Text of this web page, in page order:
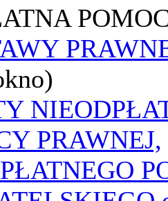
PRAWNEJ,